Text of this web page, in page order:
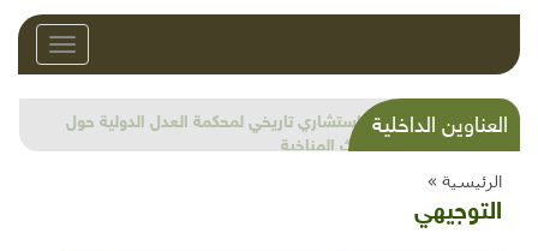
Toggle
العناوين الداخليةشذرات بيئية وتنموية...بنية تحتية وحلويات قبيحة
وحاكورة ونوبل وزيتون و"سيباط"
الرئيسية »
التوجيهي